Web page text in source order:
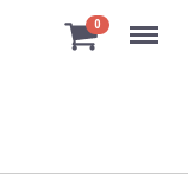
0 Menu